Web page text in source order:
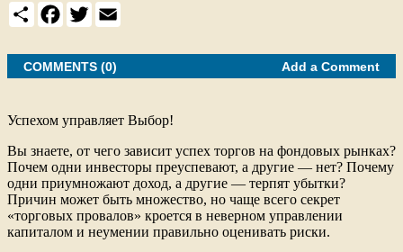
S
h
r
F
a
e
b
o
T
w
t
t
e
E
m
i
l
COMMENTS (0) Add a Comment
Успехом управляет Выбор!
Вы знаете, от чего зависит успех торгов на фондовых рынках?
Почем одни инвесторы преуспевают, а другие — нет? Почему
одни приумножают доход, а другие — терпят убытки?
Причин может быть множество, но чаще всего секрет
«торговых провалов» кроется в неверном управлении
капиталом и неумении правильно оценивать риски.